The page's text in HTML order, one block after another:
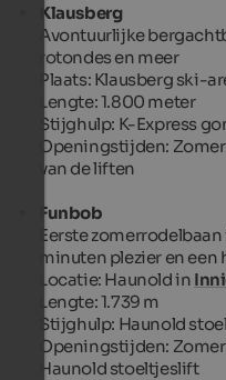
Klausberg
Avontuurlijke
rotondes en meer
Plaats: Klausberg ski-
Lengte: 1.800 meter
Stijghulp: K-Express
Openingstijden:
van de liften
Funbob
Eerste
minuten plezier en
Locatie: Haunold in
Lengte: 1.739 m
Stijghulp: Haunold
Openingstijden:
Haunold stoeltjeslift